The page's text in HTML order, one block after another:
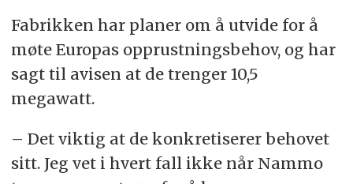
Fabrikken har planer om å utvide for å
møte Europas opprustningsbehov, og har
sagt til avisen at de trenger 10,5
megawatt.
– Det viktig at de konkretiserer behovet
sitt. Jeg vet i hvert fall ikke når Nammo